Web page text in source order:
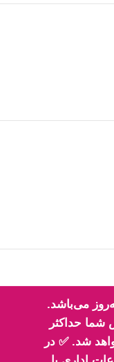
می‌باشد.
حداکثر
شد. ✅ در